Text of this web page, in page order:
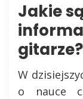
Jakie
gitarze?
W
o nauce